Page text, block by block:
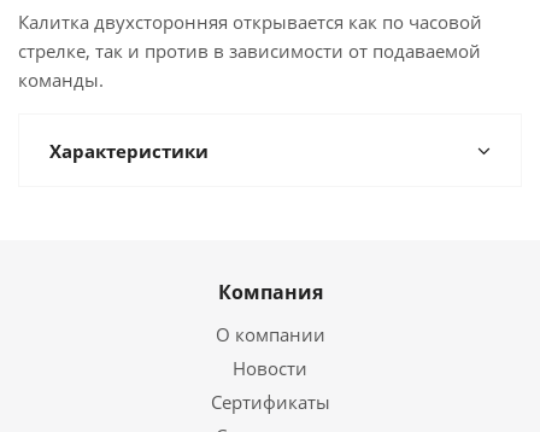
Калитка двухсторонняя открывается как по часовой
стрелке, так и против в зависимости от подаваемой
команды.
Характеристики
Компания
О компании
Новости
Сертификаты